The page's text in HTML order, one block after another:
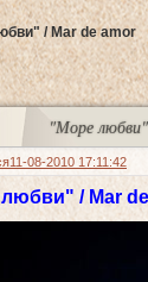
/ Mar de amor
"Море
11-08-2010 17:11:42
/ Mar